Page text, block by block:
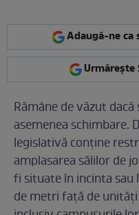
Adaugă-ne ca
Urmărește
Rămâne de văzut
asemenea schimbare.
legislativă conține
amplasarea sălilor de
fi situate în incinta sau
de metri față de